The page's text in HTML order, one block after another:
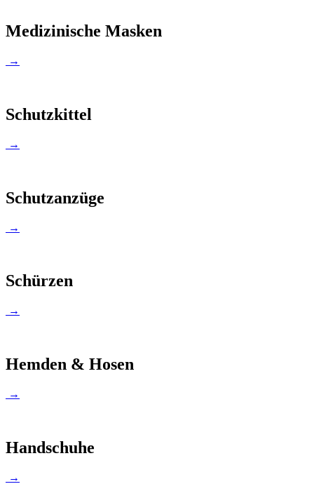
Medizinische Masken
→
Schutzkittel
→
Schutzanzüge
→
Schürzen
→
Hemden & Hosen
→
Handschuhe
→